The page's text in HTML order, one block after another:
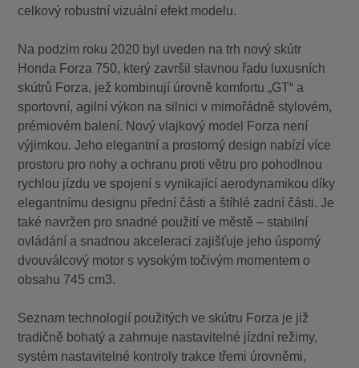
celkový robustní vizuální efekt modelu.
Na podzim roku 2020 byl uveden na trh nový skútr
Honda Forza 750, který završil slavnou řadu luxusních
skútrů Forza, jež kombinují úrovně komfortu „GT“ a
sportovní, agilní výkon na silnici v mimořádně stylovém,
prémiovém balení. Nový vlajkový model Forza není
výjimkou. Jeho elegantní a prostorný design nabízí více
prostoru pro nohy a ochranu proti větru pro pohodlnou
rychlou jízdu ve spojení s vynikající aerodynamikou díky
elegantnímu designu přední části a štíhlé zadní části. Je
také navržen pro snadné použití ve městě – stabilní
ovládání a snadnou akceleraci zajišťuje jeho úsporný
dvouválcový motor s vysokým točivým momentem o
obsahu 745 cm3.
Seznam technologií použitých ve skútru Forza je již
tradičně bohatý a zahrnuje nastavitelné jízdní režimy,
systém nastavitelné kontroly trakce třemi úrovněmi,